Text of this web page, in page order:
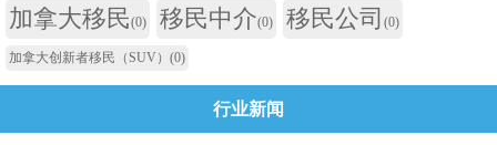
加拿大移民(0) 移民中介(0) 移民公司 (0)
加拿大创新者移民（SUV） (0)
行业新闻